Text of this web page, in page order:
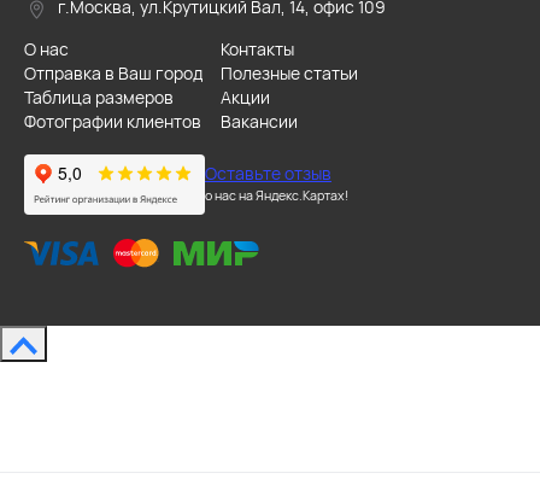
г.Москва, ул.Крутицкий Вал, 14, офис 109
О нас
Контакты
Отправка в Ваш город
Полезные статьи
Таблица размеров
Акции
Фотографии клиентов
Вакансии
Оставьте отзыв
о нас на Яндекс.Картах!